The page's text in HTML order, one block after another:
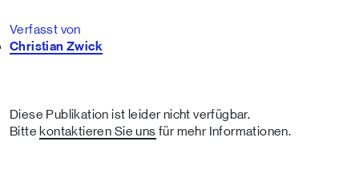
Verfasst von
Christian Zwick
Diese Publikation ist leider nicht verfügbar.
Bitte kontaktieren Sie uns für mehr Informationen.